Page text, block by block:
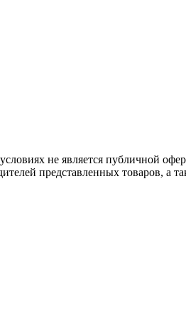
не является публичной
представленных товаров, а